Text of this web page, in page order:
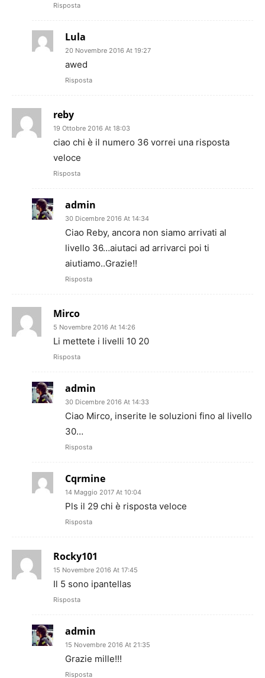
Risposta
Lula
20 Novembre 2016 At 19:27
awed
Risposta
reby
19 Ottobre 2016 At 18:03
ciao chi è il numero 36 vorrei una risposta
veloce
Risposta
admin
30 Dicembre 2016 At 14:34
Ciao Reby, ancora non siamo arrivati al
livello 36…aiutaci ad arrivarci poi ti
aiutiamo..Grazie!!
Risposta
Mirco
5 Novembre 2016 At 14:26
Li mettete i livelli 10 20
Risposta
admin
30 Dicembre 2016 At 14:33
Ciao Mirco, inserite le soluzioni fino al livello
30…
Risposta
Cqrmine
14 Maggio 2017 At 10:04
Pls il 29 chi è risposta veloce
Risposta
Rocky101
15 Novembre 2016 At 17:45
Il 5 sono ipantellas
Risposta
admin
15 Novembre 2016 At 21:35
Grazie mille!!!
Risposta